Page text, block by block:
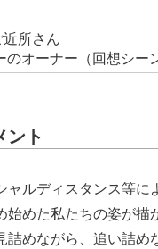
所さん
オーナー（回想シー
ト
ルディスタンス等に
めた私たちの姿が描
めながら、追い詰め